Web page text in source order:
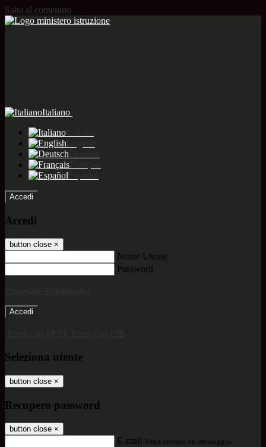
Salta al contenuto
Italiano
Accedi
Accedi
button close ×
Nome Utente
Password
-
Seleziona utente
button close ×
Recupero password
button close ×
E-mail Verrà inviato un messaggio